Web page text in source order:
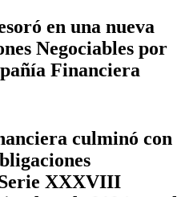
en una nueva
Negociables por
Financiera
culminó con
Serie XXXVIII